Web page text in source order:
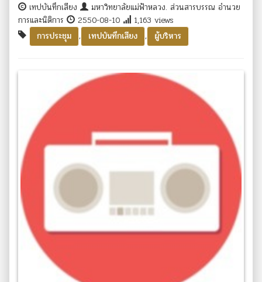
เทปบันทึกเสียง
มหาวิทยาลัยแม่ฟ้าหลวง. ส่วนสารบรรณ อำนวย
การและนิติการ
2550-08-10
1,163 views
การประชุม
, เทปบันทึกเสียง , ผู้บริหาร